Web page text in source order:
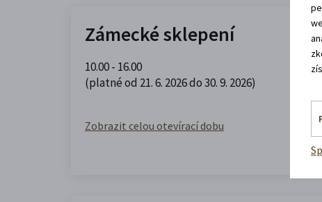
Zámecké sklepení
10.00 - 16.00
(platné od 21. 6. 2026 do 30. 9. 2026)
Zobrazit celou otevírací dobu